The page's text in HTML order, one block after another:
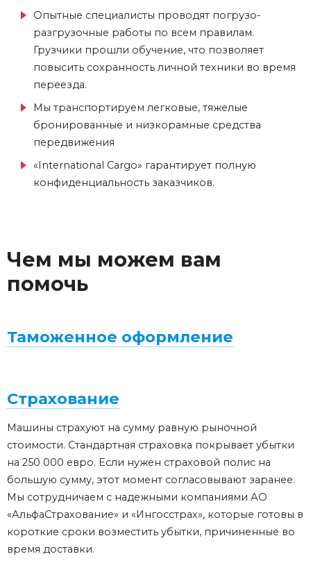
Опытные специалисты проводят погрузо-
разгрузочные работы по всем правилам.
Грузчики прошли обучение, что позволяет
повысить сохранность личной техники во время
переезда.
Мы транспортируем легковые, тяжелые
бронированные и низкорамные средства
передвижения
«International Cargo» гарантирует полную
конфиденциальность заказчиков.
Чем мы можем вам
помочь
Таможенное оформление
Страхование
Машины страхуют на сумму равную рыночной
стоимости. Стандартная страховка покрывает убытки
на 250 000 евро. Если нужен страховой полис на
большую сумму, этот момент согласовывают заранее.
Мы сотрудничаем с надежными компаниями АО
«АльфаСтрахование» и «Ингосстрах», которые готовы в
короткие сроки возместить убытки, причиненные во
время доставки.